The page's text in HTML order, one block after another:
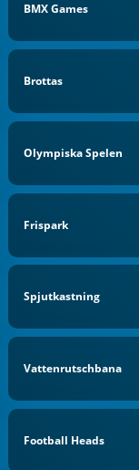
BMX Games
Brottas
Olympiska Spelen
Frispark
Spjutkastning
Vattenrutschbana
Football Heads